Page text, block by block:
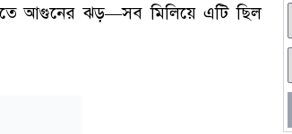
আগুনের ঝড়—সব মিলিয়ে এটি ছিল